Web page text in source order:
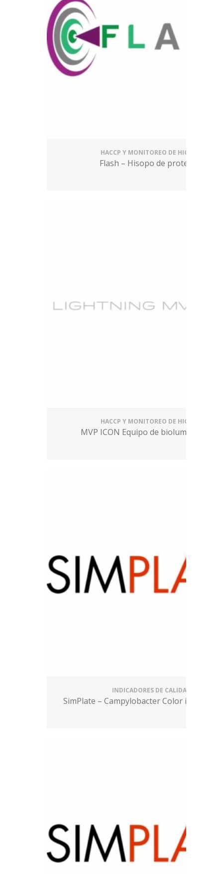
HACCP Y MONITOREO DE HIGIENE
Flash – Hisopo de proteínas
HACCP Y MONITOREO DE HIGIENE
MVP ICON Equipo de bioluminiscencia
INDICADORES DE CALIDAD
SimPlate – Campylobacter Color